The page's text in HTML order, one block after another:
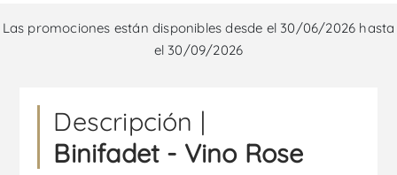
Las promociones están disponibles desde el 30/06/2026 hasta
el 30/09/2026
Descripción |
Binifadet - Vino Rose